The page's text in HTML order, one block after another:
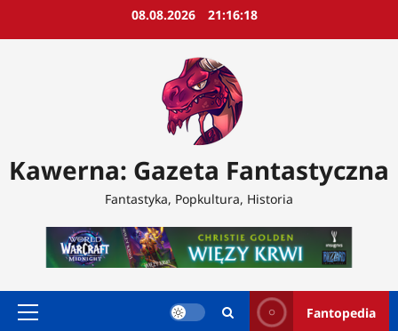
08.08.2026 21:16:20
Kawerna: Gazeta Fantastyczna
Fantastyka, Popkultura, Historia
Menu
Fantopedia